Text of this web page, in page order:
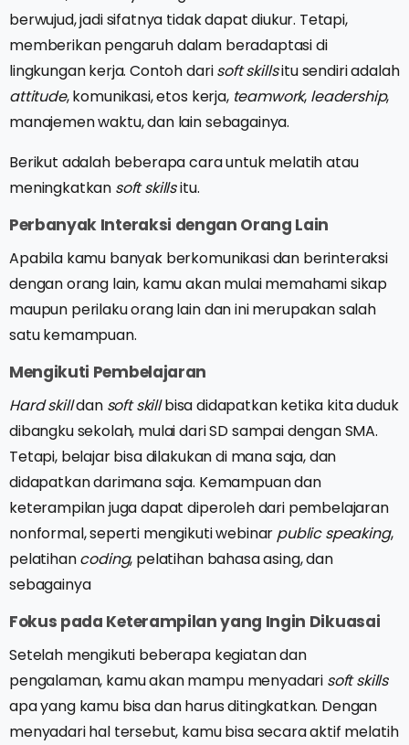
berwujud, jadi sifatnya tidak dapat diukur. Tetapi,
memberikan pengaruh dalam beradaptasi di
lingkungan kerja. Contoh darisoft skillsitu sendiri adalah
attitude, komunikasi, etos kerja, teamwork, leadership,
manajemen waktu, dan lain sebagainya.
Berikut adalah beberapa cara untuk melatih atau
meningkatkan soft skillsitu.
Perbanyak Interaksi dengan Orang Lain
Apabila kamu banyak berkomunikasi dan berinteraksi
dengan orang lain, kamu akan mulai memahami sikap
maupun perilaku orang lain dan ini merupakan salah
satu kemampuan.
Mengikuti Pembelajaran
Hard skilldan soft skillbisa didapatkan ketika kita duduk
dibangku sekolah, mulai dari SD sampai dengan SMA.
Tetapi, belajar bisa dilakukan di mana saja, dan
didapatkan darimana saja. Kemampuan dan
keterampilan juga dapat diperoleh dari pembelajaran
nonformal, seperti mengikuti webinar public speaking,
pelatihancoding, pelatihan bahasa asing, dan
sebagainya
Fokus pada Keterampilan yang Ingin Dikuasai
Setelah mengikuti beberapa kegiatan dan
pengalaman, kamu akan mampu menyadari soft skills
apa yang kamu bisa dan harus ditingkatkan. Dengan
menyadari hal tersebut, kamu bisa secara aktif melatih